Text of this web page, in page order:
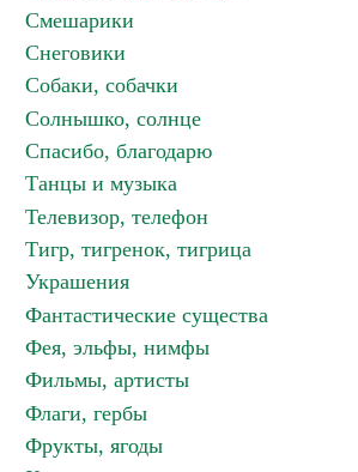
Смешарики
Снеговики
Собаки, собачки
Солнышко, солнце
Спасибо, благодарю
Танцы и музыка
Телевизор, телефон
Тигр, тигренок, тигрица
Украшения
Фантастические существа
Фея, эльфы, нимфы
Фильмы, артисты
Флаги, гербы
Фрукты, ягоды